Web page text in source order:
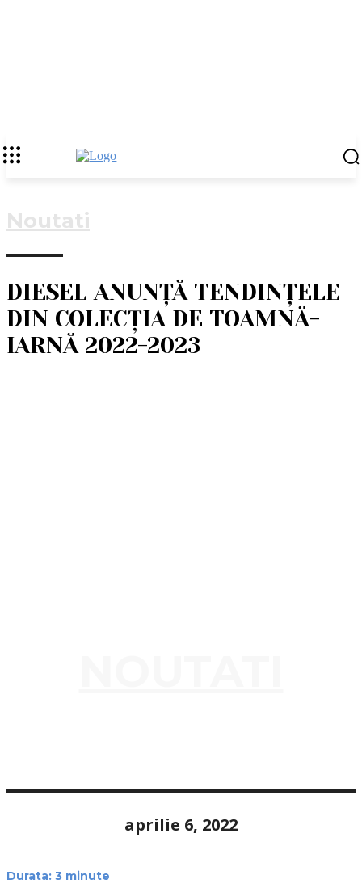
Noutati
DIESEL ANUNȚĂ TENDINȚELE
DIN COLECȚIA DE TOAMNĂ-
IARNĂ 2022-2023
aprilie 6, 2022
Durata: 3 minute